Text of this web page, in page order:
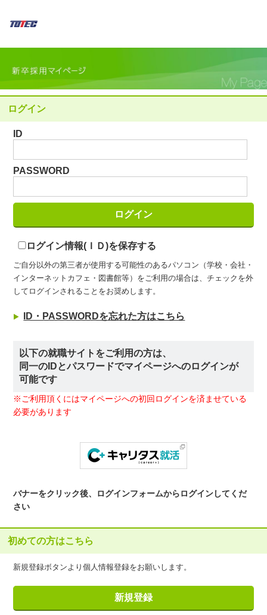
ログイン
ID
PASSWORD
ログイン情報(ＩＤ)を保存する
ご自分以外の第三者が使用する可能性のあるパソコン（学校・会社・
インターネットカフェ・図書館等）をご利用の場合は、チェックを外
してログインされることをお奨めします。
ID・PASSWORDを忘れた方はこちら
以下の就職サイトをご利用の方は、
同一のIDとパスワードでマイページへのログインが
可能です
※ご利用頂くにはマイページへの初回ログインを済ませている
必要があります
バナーをクリック後、ログインフォームからログインしてくだ
さい
初めての方はこちら
新規登録ボタンより個人情報登録をお願いします。